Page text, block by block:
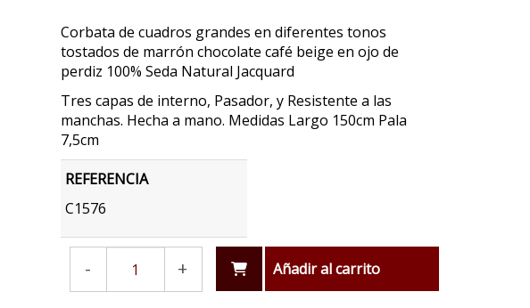
Corbata de cuadros grandes en diferentes tonos
tostados de marrón chocolate café beige en ojo de
perdiz 100% Seda Natural Jacquard
Tres capas de interno, Pasador, y Resistente a las
manchas. Hecha a mano. Medidas Largo 150cm Pala
7,5cm
REFERENCIA
C1576
- + Añadir al carrito